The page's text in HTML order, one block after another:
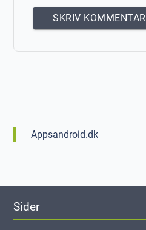
SKRIV KOMMENTAR
Appsandroid.dk
Sider